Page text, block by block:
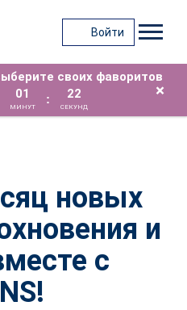
Войти
своих фаворитов
01
МИНУТ
: 22
СЕКУНД
×
новых
и
с